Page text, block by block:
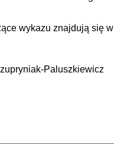
wykazu znajdują się w
Paluszkiewicz